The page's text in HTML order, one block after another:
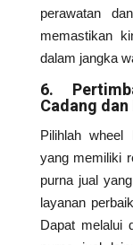
perawatan
memastikan
dalam jangka
6.
Cadang
Pilihlah wheel
yang memiliki
purna jual
layanan
Dapat melalui